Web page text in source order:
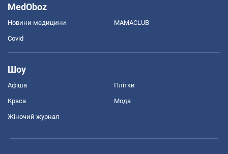
MedOboz
Новини медицини MAMACLUB
Covid
Шоу
Афіша Плітки
Краса Мода
Жіночий журнал